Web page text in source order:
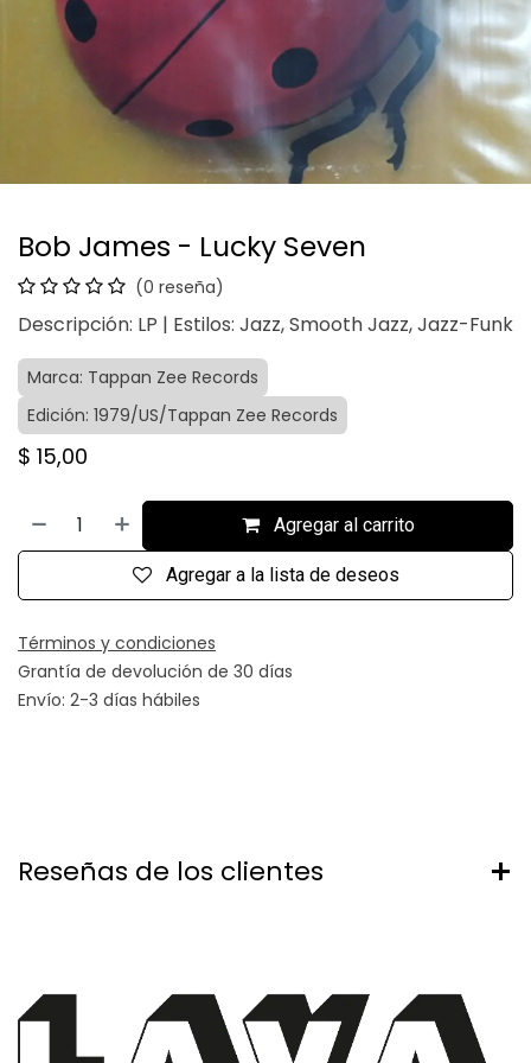
Bob James - Lucky Seven
(0 reseña)
Descripción: LP | Estilos: Jazz, Smooth Jazz, Jazz-Funk
Marca: Tappan Zee Records
Edición: 1979/US/Tappan Zee Records
$ 15,00
Agregar al carrito
Agregar a la lista de deseos
Términos y condiciones
Grantía de devolución de 30 días
Envío: 2-3 días hábiles
Reseñas de los clientes